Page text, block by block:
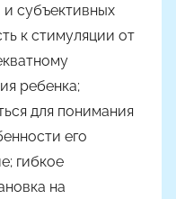
и субъективных
к стимуляции от
ребенка;
для понимания
его
гибкое
на